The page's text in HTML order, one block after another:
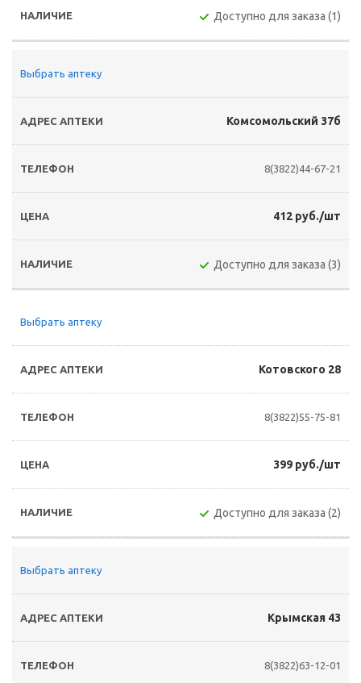
Доступно для заказа (1)
Выбрать аптеку
Комсомольский 37б
8(3822)44-67-21
412 руб./шт
Доступно для заказа (3)
Выбрать аптеку
Котовского 28
8(3822)55-75-81
399 руб./шт
Доступно для заказа (2)
Выбрать аптеку
Крымская 43
8(3822)63-12-01